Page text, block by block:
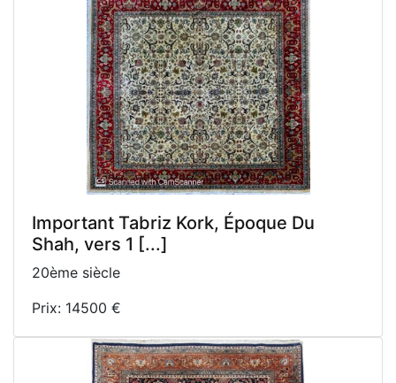
Important Tabriz Kork, Époque Du
Shah, vers 1 [...]
20ème siècle
Prix: 14500 €